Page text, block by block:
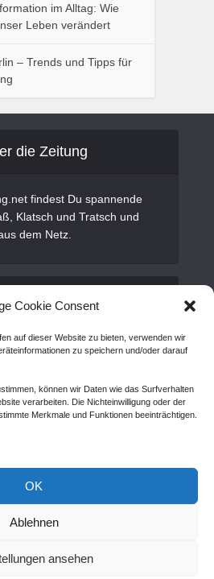
Cookie Consent
auf dieser Website zu bieten, verwenden wir
zu speichern und/oder darauf
können wir Daten wie das Surfverhalten
verarbeiten. Die Nichteinwilligung oder der
Merkmale und Funktionen beeinträchtigen.
OK
Ablehnen
ansehen
im Alltag: Wie
Leben verändert
– Trends und Tipps für
die Zeitung
findest Du spannende
Klatsch und Tratsch und
dem Netz.
Wichtige
Awantego.com